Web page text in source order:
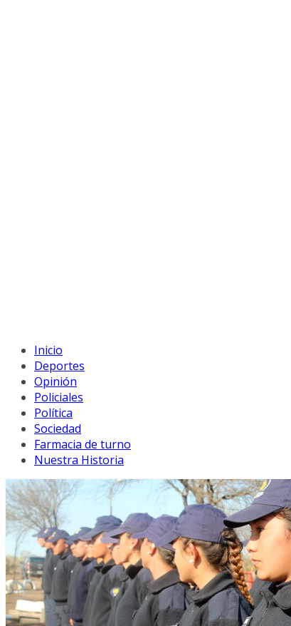
Inicio
Deportes
Opinión
Policiales
Política
Sociedad
Farmacia de turno
Nuestra Historia